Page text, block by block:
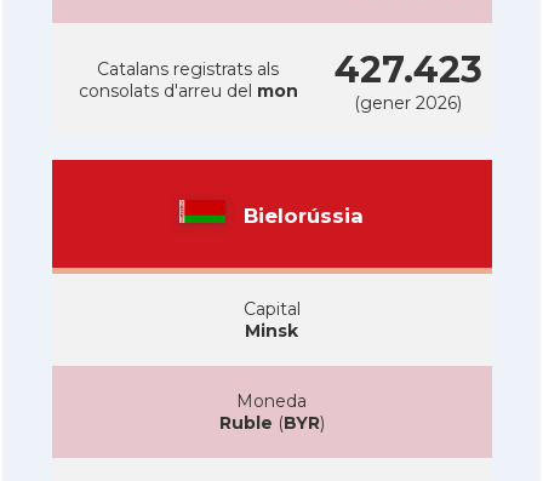
Catalans registrats als
consolats d'arreu del mon 427.423
(gener 2026)
Bielorússia
Capital
Minsk
Moneda
Ruble (BYR)